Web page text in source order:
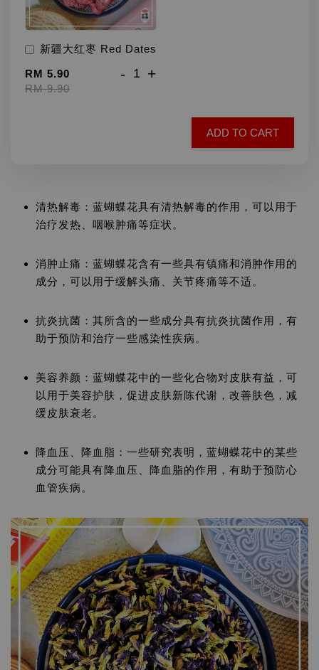
新疆大红枣 Red Dates
RM 5.90
RM 9.90
- +
ADD TO CART
清热解毒：蓝蝴蝶花具有清热解毒的作用，可以用于
治疗发热、咽喉肿痛等症状。
消肿止痛：蓝蝴蝶花含有一些具有镇痛和消肿作用的
成分，可以用于缓解头痛、关节疼痛等不适。
抗炎抗菌：其所含的一些成分具有抗炎抗菌作用，有
助于预防和治疗一些感染性疾病。
美容养颜：蓝蝴蝶花中的一些化合物对皮肤有益，可
以用于美容护肤，促进皮肤新陈代谢，改善肤色，减
缓皮肤衰老。
降血压、降血脂：一些研究表明，蓝蝴蝶花中的某些
成分可能具有降血压、降血脂的作用，有助于预防心
血管疾病。